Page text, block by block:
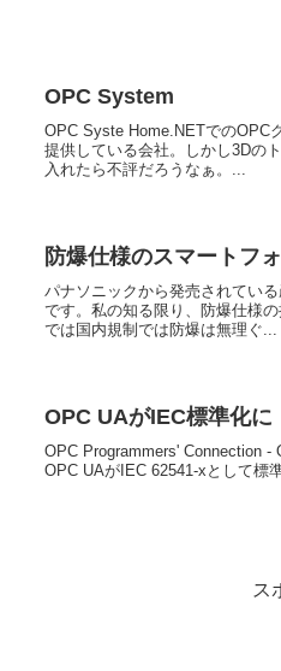
OPC System
OPC Syste Home.NETでのOPC
提供している会社。しかし3Dの
入れたら不評だろうなぁ。...
防爆仕様のスマートフ
パナソニックから発売されてい
です。私の知る限り、防爆仕様
では国内規制では防爆は無理ぐ...
OPC UAがIEC標準化に
OPC Programmers' Connection -
OPC UAがIEC 62541-xとして標
ス